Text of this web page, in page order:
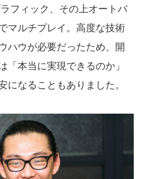
フィック、その上オートバ
マルチプレイ。高度な技術
ハウが必要だったため、開
「本当に実現できるのか」
になることもありました。